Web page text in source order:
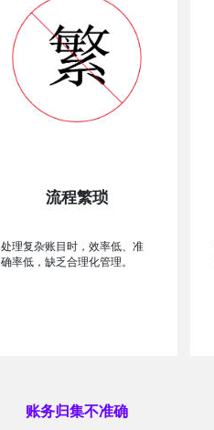
流程繁琐
处理复杂账目时，效率低、准
确率低，缺乏合理化管理。
账务归集不准确